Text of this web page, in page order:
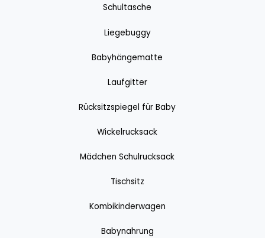
Schultasche
Liegebuggy
Babyhängematte
Laufgitter
Rücksitzspiegel für Baby
Wickelrucksack
Mädchen Schulrucksack
Tischsitz
Kombikinderwagen
Babynahrung